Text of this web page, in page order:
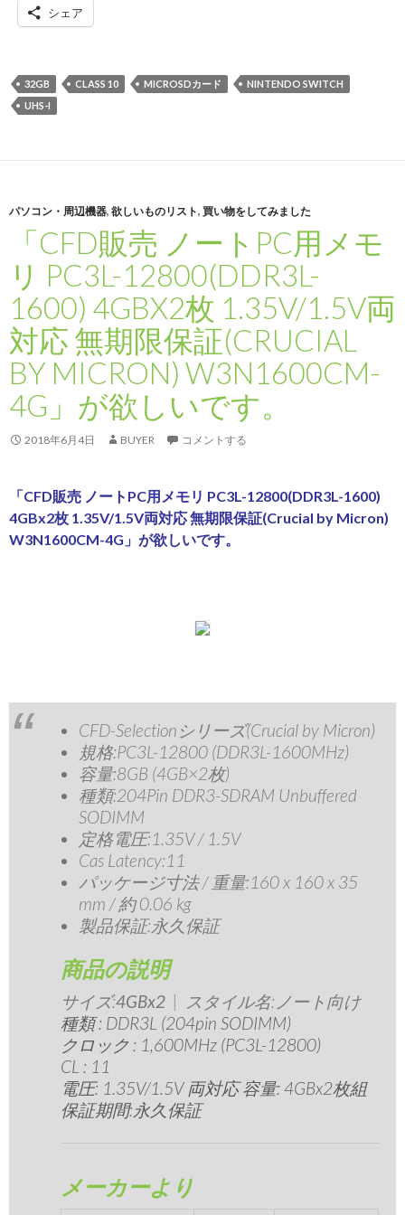
シェア
32GB CLASS 10 MICROSDカード
NINTENDO SWITCH
UHS-I
パソコン・周辺機器, 欲しいものリスト, 買い物をしてみました
「CFD販売 ノートPC用メモ
リ PC3L-12800(DDR3L-
1600) 4GBX2枚 1.35V/1.5V両
対応 無期限保証(CRUCIAL
BY MICRON) W3N1600CM-
4G」が欲しいです。
2018年6月4日 BUYER コメントする
「CFD販売 ノートPC用メモリ PC3L-12800(DDR3L-1600)
4GBx2枚 1.35V/1.5V両対応 無期限保証(Crucial by Micron)
W3N1600CM-4G」が欲しいです。
CFD-Selectionシリーズ(Crucial by Micron)
規格:PC3L-12800 (DDR3L-1600MHz)
容量:8GB (4GB×2枚)
種類:204Pin DDR3-SDRAM Unbuffered
SODIMM
定格電圧:1.35V / 1.5V
Cas Latency:11
パッケージ寸法 / 重量:160 x 160 x 35
mm / 約 0.06 kg
製品保証:永久保証
商品の説明
サイズ:4GBx2 | スタイル名: ノート向け
種類 : DDR3L (204pin SODIMM)
クロック : 1,600MHz (PC3L-12800)
CL : 11
電圧: 1.35V/1.5V 両対応 容量: 4GBx2枚組
保証期間:永久保証
メーカーより